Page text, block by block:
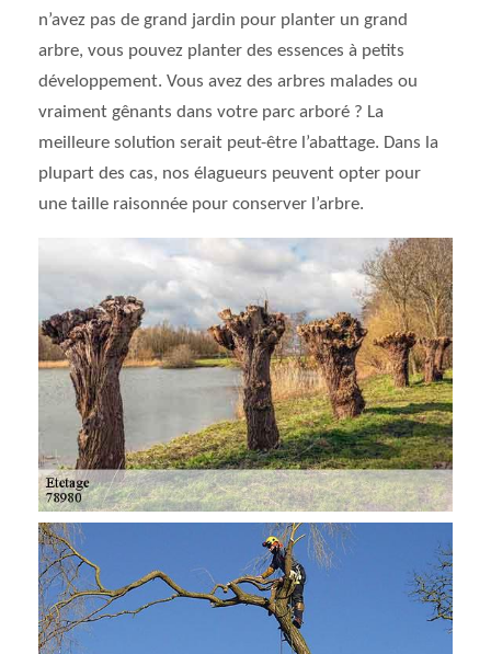
n’avez pas de grand jardin pour planter un grand
arbre, vous pouvez planter des essences à petits
développement. Vous avez des arbres malades ou
vraiment gênants dans votre parc arboré ? La
meilleure solution serait peut-être l’abattage. Dans la
plupart des cas, nos élagueurs peuvent opter pour
une taille raisonnée pour conserver l’arbre.